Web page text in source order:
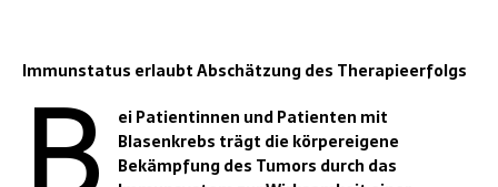
Immunstatus erlaubt Abschätzung des Therapieerfolgs
ei Patientinnen und Patienten mit
Blasenkrebs trägt die körpereigene
Bekämpfung des Tumors durch das